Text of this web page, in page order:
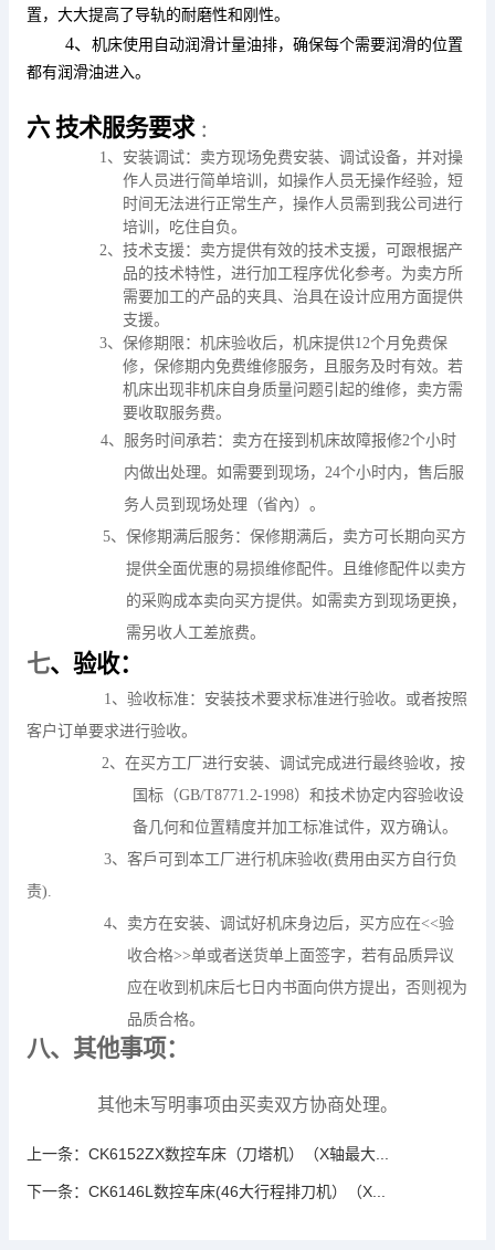
置，大大提高了导轨的耐磨性和刚性。
4、 机床使用自动润滑计量油排，确保每个需要润滑的位置
都有润滑油进入。
六 技术服务要求 ：
1 、安装调试： 卖方现场免费安装、调试设备，并对操
作人员进行简单培训，如操作人员无操作经验，短
时间无法进行正常生产，操作人员需到我公司进行
培训，吃住自负。
2、技术支援： 卖方提供有效的技术支援，可跟根据产
品的技术特性，进行加工程序优化参考。为卖方所
需要加工的产品的夹具、治具在设计应用方面提供
支援。
3、保修期限：机床验收后，机床提供12个月免费保
修，保修期内免费维修服务，且服务及时有效。若
机床出现非机床自身质量问题引起的维修，卖方需
要收取服务费。
4、服务时间承若： 卖方在接到机床故障报修2个小时
内做出处理。如需要到现场， 24个小时内，售后服
务人员到现场处理（省內）。
5、保修期满后服务： 保修期满后，卖方可长期向买方
提供全面优惠的易损维修配件。且维修配件以卖方
的采购成本卖向买方提供。如需卖方到现场更换，
需另收人工差旅费。
七、验收：
1 、验收标准： 安装技术要求标准进行验收。或者按照
客户订单要求进行验收。
2、在买方工厂进行安装、调试完成进行最终验收，按
国标（GB/T8771.2-1998）和技术协定内容验收设
备几何和位置精度并加工标准试件，双方确认。
3、客戶可到本工厂进行机床验收(费用由买方自行负
责).
4、卖方在安装、调试好机床身边后，买方应在<<验
收合格>>单或者送货单上面签字，若有品质异议
应在收到机床后七日内书面向供方提出，否则视为
品质合格。
八、其他事项：
其他未写明事项由买卖双方协商处理。
上一条： CK6152ZX数控车床（刀塔机）（X轴最大...
下一条： CK6146L数控车床(46大行程排刀机）（X...